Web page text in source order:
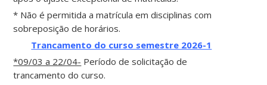
* Não é permitida a matrícula em disciplinas com
sobreposição de horários.
Trancamento do curso semestre 2026-1
*09/03 a 22/04- Período de solicitação de
trancamento do curso.